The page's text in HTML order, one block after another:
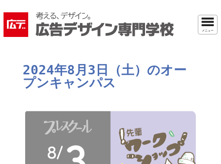
メニュー
2024年8月3日（土）のオー
プンキャンパス